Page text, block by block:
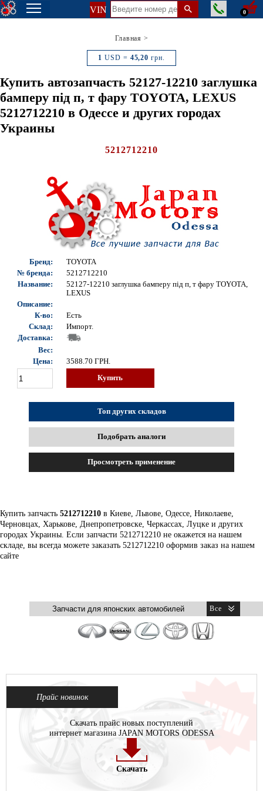
VIN 0
Главная >
1 USD = 45,20 грн.
Купить автозапчасть 52127-12210 заглушка
бамперу під п, т фару TOYOTA, LEXUS
5212712210 в Одессе и других городах
Украины
5212712210
Бренд:
TOYOTA
№ бренда:
5212712210
Название:
52127-12210 заглушка бамперу під п, т фару TOYOTA,
LEXUS
Описание:
К-во:
Есть
Склад:
Импорт.
Доставка:
Вес:
Цена:
3588.70 ГРН.
Купить
Топ других складов
Подобрать аналоги
Просмотреть применение
Купить запчасть 5212712210 в Киеве, Львове, Одессе, Николаеве,
Черновцах, Харькове, Днепропетровске, Черкассах, Луцке и других
городах Украины. Если запчасти 5212712210 не окажется на нашем
складе, вы всегда можете заказать 5212712210 оформив заказ на нашем
сайте
Прайс новинок
Скачать прайс новых поступлений
интернет магазина JAPAN MOTORS ODESSA
Скачать